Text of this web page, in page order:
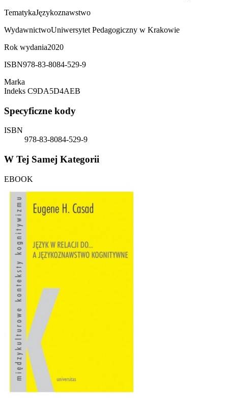
TematykaJęzykoznawstwo
WydawnictwoUniwersytet Pedagogiczny w Krakowie
Rok wydania2020
ISBN978-83-8084-529-9
Marka
Indeks C9DA5D4AEB
Specyficzne kody
ISBN
978-83-8084-529-9
W Tej Samej Kategorii
EBOOK